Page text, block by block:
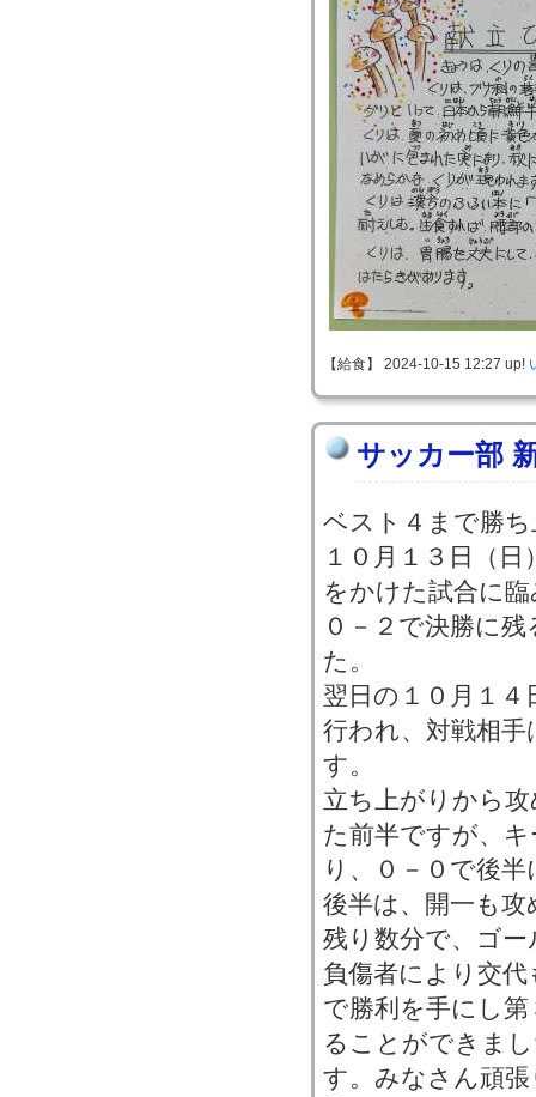
【給食】 2024-10-15 12:27 up!
サッカー部
ベスト４まで勝
１０月１３日（
をかけた試合に
０－２で決勝に
た。
翌日の１０月１４
行われ、対戦相
す。
立ち上がりから
た前半ですが、
り、０－０で後
後半は、開一も
残り数分で、ゴ
負傷者により交
で勝利を手にし
ることができま
す。みなさん頑